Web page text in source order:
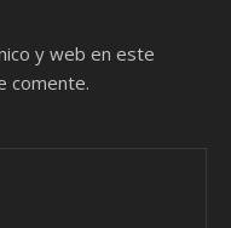
y web en este
comente.